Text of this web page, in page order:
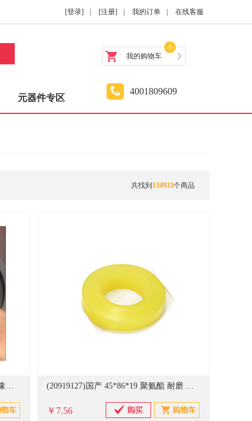
[登录] [注册] 我的订单 在线客服
我的购物车
0
元器件专区
4001809609
共找到 134933个商品
(20928481)隆金 JLF200-01 材质：氟橡胶 进料阀密封件 黑色(单位：个) (20919127)国产 45*86*19 聚氨酯 耐磨 对轮缓冲垫 黑色(单位：个)
￥7.56